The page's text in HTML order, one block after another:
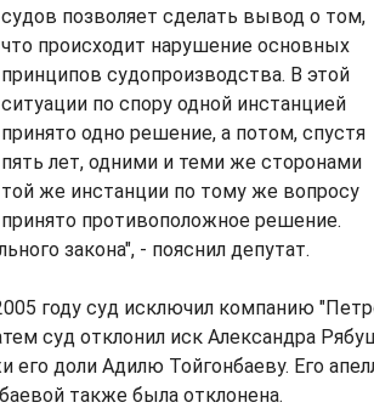
судов позволяет сделать вывод о том,
что происходит нарушение основных
принципов судопроизводства. В этой
ситуации по спору одной инстанцией
принято одно решение, а потом, спустя
пять лет, одними и теми же сторонами
той же инстанции по тому же вопросу
принято противоположное решение.
закона", - пояснил депутат.
году суд исключил компанию
суд отклонил иск Александра
его доли Адилю Тойгонбаеву. Его
также была отклонена.